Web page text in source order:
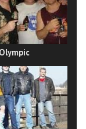
Olympic